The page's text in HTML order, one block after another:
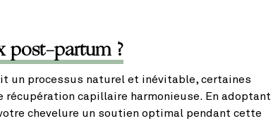
post-partum ?
un processus naturel et inévitable, certaines
capillaire harmonieuse. En adoptant
chevelure un soutien optimal pendant cette